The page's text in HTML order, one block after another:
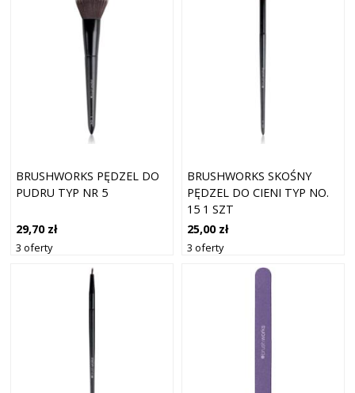
BRUSHWORKS PĘDZEL DO
PUDRU TYP NR 5
29,70 zł
3 oferty
BRUSHWORKS SKOŚNY
PĘDZEL DO CIENI TYP NO.
15 1 SZT
25,00 zł
3 oferty